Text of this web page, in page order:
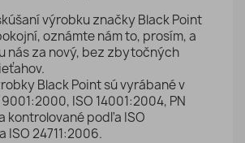
výrobku značky Black Point
oznámte nám to, prosím, a
nás za nový, bez zbytočných
Black Point sú vyrábané v
ISO 14001:2004, PN
kontrolované podľa ISO
ISO 24711:2006.